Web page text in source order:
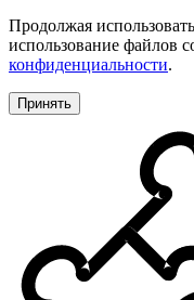
Продолжая
использование файлов
конфиденциальности.
Принять